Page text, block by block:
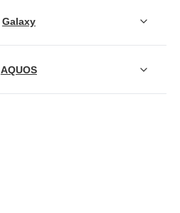
Galaxy
AQUOS